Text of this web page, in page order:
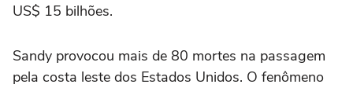
US$ 15 bilhões.
Sandy provocou mais de 80 mortes na passagem
pela costa leste dos Estados Unidos. O fenômeno